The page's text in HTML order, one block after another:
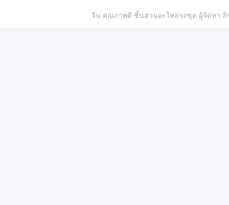
จีน คุณภาพดี ชิ้นส่วนอะไหล่รถขุด ผู้จัดหา.ลิข